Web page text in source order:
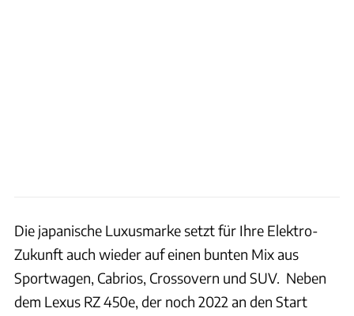
Die japanische Luxusmarke setzt für Ihre Elektro-
Zukunft auch wieder auf einen bunten Mix aus
Sportwagen, Cabrios, Crossovern und SUV. Neben
dem Lexus RZ 450e, der noch 2022 an den Start